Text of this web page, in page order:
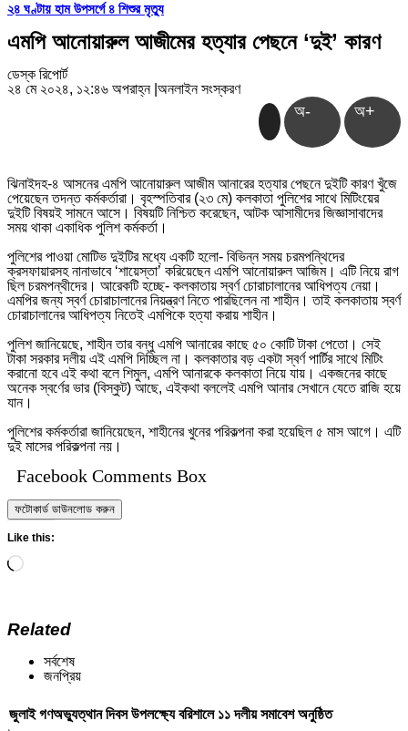
২৪ ঘণ্টায় হাম উপসর্গে ৪ শিশুর মৃত্যু
এমপি আনোয়ারুল আজীমের হত্যার পেছনে ‘দুই’ কারণ
ডেস্ক রিপোর্ট
২৪ মে ২০২৪, ১২:৪৬ অপরাহ্ন অনলাইন সংস্করণ
অ- অ+
ঝিনাইদহ-৪ আসনের এমপি আনোয়ারুল আজীম আনারের হত্যার পেছনে দুইটি কারণ খুঁজে
পেয়েছেন তদন্ত কর্মকর্তারা। বৃহস্পতিবার (২৩ মে) কলকাতা পুলিশের সাথে মিটিংয়ের
দুইটি বিষয়ই সামনে আসে। বিষয়টি নিশ্চিত করেছেন, আটক আসামীদের জিজ্ঞাসাবাদের
সময় থাকা একাধিক পুলিশ কর্মকর্তা।
পুলিশের পাওয়া মোটিভ দুইটির মধ্যে একটি হলো- বিভিন্ন সময় চরমপন্থিদের
ক্রসফায়ারসহ নানাভাবে ‘শায়েস্তা’ করিয়েছেন এমপি আনোয়ারুল আজিম। এটি নিয়ে রাগ
ছিল চরমপন্থীদের। আরেকটি হচ্ছে- কলকাতায় স্বর্ণ চোরাচালানের আধিপত্য নেয়া।
এমপির জন্য স্বর্ণ চোরাচালানের নিয়ন্ত্রণ নিতে পারছিলেন না শাহীন। তাই কলকাতায় স্বর্ণ
চোরাচালানের আধিপত্য নিতেই এমপিকে হত্যা করায় শাহীন।
পুলিশ জানিয়েছে, শাহীন তার বন্ধু এমপি আনারের কাছে ৫০ কোটি টাকা পেতো। সেই
টাকা সরকার দলীয় এই এমপি দিচ্ছিল না। কলকাতার বড় একটা স্বর্ণ পার্টির সাথে মিটিং
করানো হবে এই কথা বলে শিমুল, এমপি আনারকে কলকাতা নিয়ে যায়। একজনের কাছে
অনেক স্বর্ণের ভার (বিস্কুট) আছে, এইকথা বললেই এমপি আনার সেখানে যেতে রাজি হয়ে
যান।
পুলিশের কর্মকর্তারা জানিয়েছেন, শাহীনের খুনের পরিকল্পনা করা হয়েছিল ৫ মাস আগে। এটি
দুই মাসের পরিকল্পনা নয়।
Facebook Comments Box
ফটোকার্ড ডাউনলোড করুন
Like this:
Loading…
Related
সর্বশেষ
জনপ্রিয়
জুলাই গণঅভ্যুত্থান দিবস উপলক্ষ্যে বরিশালে ১১ দলীয় সমাবেশ অনুষ্ঠিত